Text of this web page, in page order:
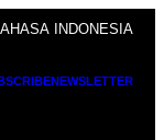
INDONESIA
NEWSLETTER